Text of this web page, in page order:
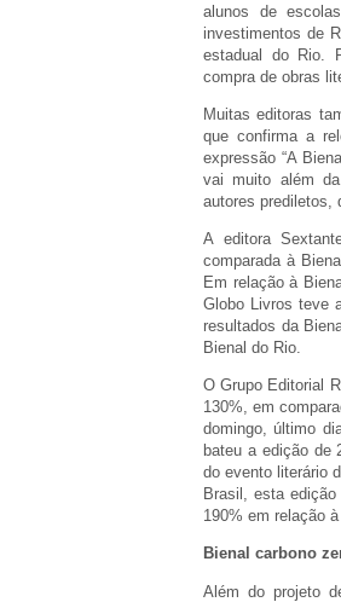
alunos de
investimentos de
estadual do Rio.
compra de obras
Muitas editoras
que confirma a
expressão “A
vai muito além da
autores prediletos,
A editora
comparada à
Em relação à
Globo Livros teve
resultados da
Bienal do Rio.
O Grupo Editorial
130%, em
domingo, último
bateu a edição de
do evento literário
Brasil, esta
190% em relação
Bienal carbono
Além do projeto